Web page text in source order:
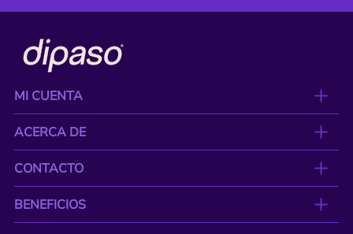
MI CUENTA
ACERCA DE
CONTACTO
BENEFICIOS